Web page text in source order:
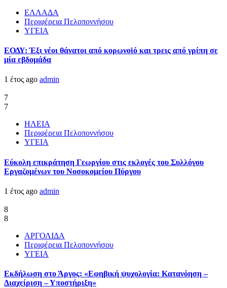
ΕΛΛΑΔΑ
Περιφέρεια Πελοποννήσου
ΥΓΕΙΑ
ΕΟΔΥ: Έξι νέοι θάνατοι από κορωνοϊό και τρεις από γρίπη σε
μία εβδομάδα
1 έτος ago admin
7
7
ΗΛΕΙΑ
Περιφέρεια Πελοποννήσου
ΥΓΕΙΑ
Εύκολη επικράτηση Γεωργίου στις εκλογές του Συλλόγου
Εργαζομένων του Νοσοκομείου Πύργου
1 έτος ago admin
8
8
ΑΡΓΟΛΙΔΑ
Περιφέρεια Πελοποννήσου
ΥΓΕΙΑ
Εκδήλωση στο Άργος: «Εφηβική ψυχολογία: Κατανόηση –
Διαχείριση – Υποστήριξη»